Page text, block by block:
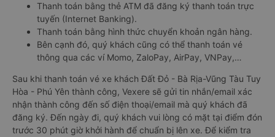
Thanh toán bằng thẻ ATM đã đăng ký thanh toán trực
tuyến (Internet Banking).
Thanh toán bằng hình thức chuyển khoản ngân hàng.
Bên cạnh đó, quý khách cũng có thể thanh toán vé
thông qua các ví Momo, ZaloPay, AirPay, VNPay,…
Sau khi thanh toán vé xe khách Đất Đỏ - Bà Rịa-Vũng Tàu Tuy
Hòa - Phú Yên thành công, Vexere sẽ gửi tin nhắn/email xác
nhận thành công đến số điện thoại/email mà quý khách đã
đăng ký. Đến ngày đi, quý khách vui lòng có mặt tại điểm đón
trước 30 phút giờ khởi hành để chuẩn bị lên xe. Để kiểm tra